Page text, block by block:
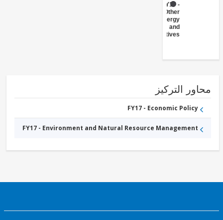
Extractives
التركيز
FY17 - Economic Policy
FY17 - Environment and Natural Resource Management